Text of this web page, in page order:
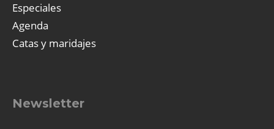
Especiales
Agenda
Catas y maridajes
Newsletter